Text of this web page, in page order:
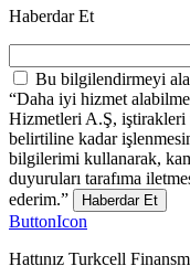
Haberdar Et
Bu bilgilendirmeyi
“Daha iyi hizmet
Hizmetleri A.Ş, iştirakleri
belirtiline kadar
bilgilerimi kullanarak,
duyuruları tarafıma
ederim.”
Haberdar Et
ButtonIcon
Hattınız Turkcell